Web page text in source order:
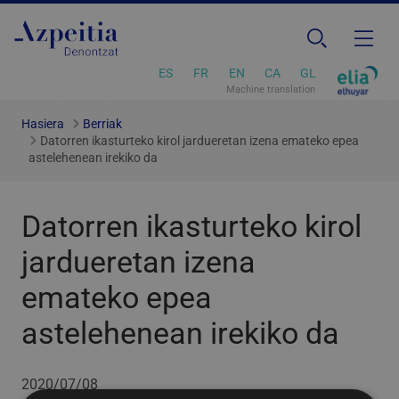
ES FR EN CA GL
Machine translation
Hasiera
Berriak
Datorren ikasturteko kirol jardueretan izena emateko epea
astelehenean irekiko da
Datorren ikasturteko kirol
jardueretan izena
emateko epea
astelehenean irekiko da
2020/07/08